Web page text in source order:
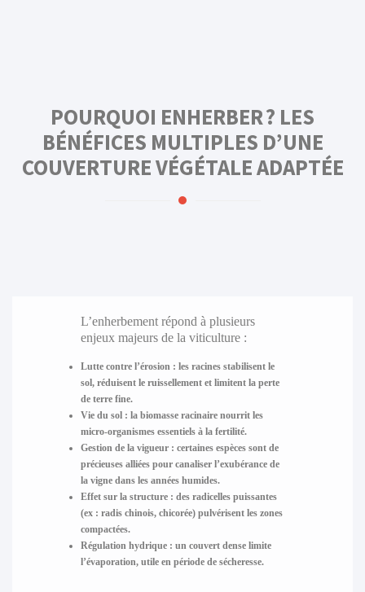
POURQUOI ENHERBER ? LES
BÉNÉFICES MULTIPLES D’UNE
COUVERTURE VÉGÉTALE ADAPTÉE
L’enherbement répond à plusieurs
enjeux majeurs de la viticulture :
Lutte contre l’érosion: les racines stabilisent le
sol, réduisent le ruissellement et limitent la perte
de terre fine.
Vie du sol: la biomasse racinaire nourrit les
micro-organismes essentiels à la fertilité.
Gestion de la vigueur: certaines espèces sont de
précieuses alliées pour canaliser l’exubérance de
la vigne dans les années humides.
Effet sur la structure: des radicelles puissantes
(ex : radis chinois, chicorée) pulvérisent les zones
compactées.
Régulation hydrique: un couvert dense limite
l’évaporation, utile en période de sécheresse.